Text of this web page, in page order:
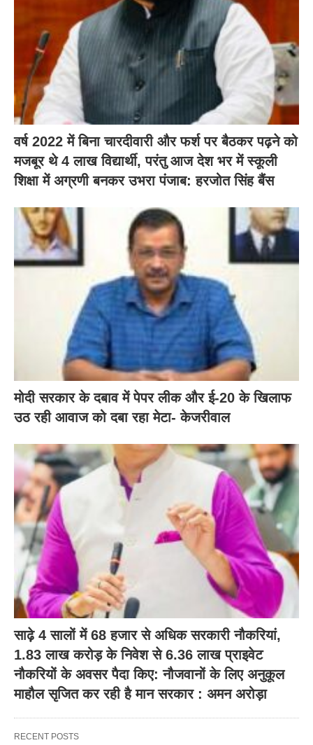
वर्ष 2022 में बिना चारदीवारी और फर्श पर बैठकर पढ़ने को
मजबूर थे 4 लाख विद्यार्थी, परंतु आज देश भर में स्कूली
शिक्षा में अग्रणी बनकर उभरा पंजाब: हरजोत सिंह बैंस
मोदी सरकार के दबाव में पेपर लीक और ई-20 के खिलाफ
उठ रही आवाज को दबा रहा मेटा- केजरीवाल
साढ़े 4 सालों में 68 हजार से अधिक सरकारी नौकरियां,
1.83 लाख करोड़ के निवेश से 6.36 लाख प्राइवेट
नौकरियों के अवसर पैदा किए: नौजवानों के लिए अनुकूल
माहौल सृजित कर रही है मान सरकार : अमन अरोड़ा
RECENT POSTS